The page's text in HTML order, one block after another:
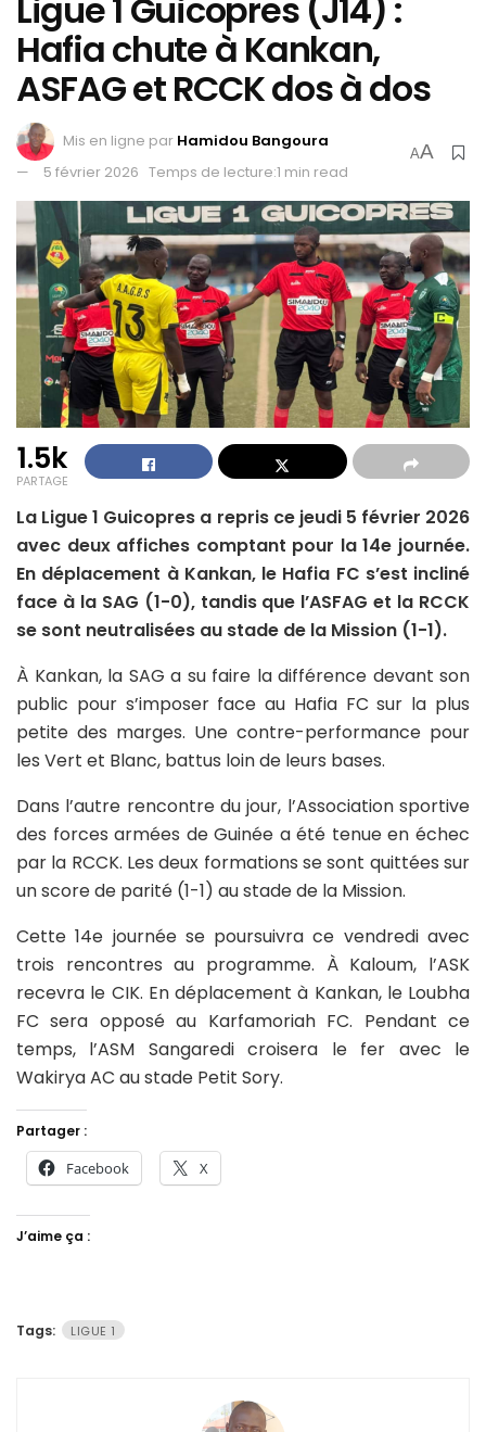
Ligue 1 Guicopres (J14) :
Hafia chute à Kankan,
ASFAG et RCCK dos à dos
Mis en ligne par Hamidou Bangoura
5 février 2026 Temps de lecture:1 min read
AA
1.5k
PARTAGE
La Ligue 1 Guicopres a repris ce jeudi 5 février 2026
avec deux affiches comptant pour la 14e journée.
En déplacement à Kankan, le Hafia FC s’est incliné
face à la SAG (1-0), tandis que l’ASFAG et la RCCK
se sont neutralisées au stade de la Mission (1-1).
À Kankan, la SAG a su faire la différence devant son
public pour s’imposer face au Hafia FC sur la plus
petite des marges. Une contre-performance pour
les Vert et Blanc, battus loin de leurs bases.
Dans l’autre rencontre du jour, l’Association sportive
des forces armées de Guinée a été tenue en échec
par la RCCK. Les deux formations se sont quittées sur
un score de parité (1-1) au stade de la Mission.
Cette 14e journée se poursuivra ce vendredi avec
trois rencontres au programme. À Kaloum, l’ASK
recevra le CIK. En déplacement à Kankan, le Loubha
FC sera opposé au Karfamoriah FC. Pendant ce
temps, l’ASM Sangaredi croisera le fer avec le
Wakirya AC au stade Petit Sory.
Partager :
Facebook X
J’aime ça :
Tags: LIGUE 1